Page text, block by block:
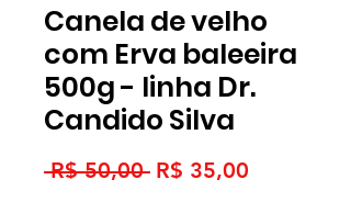
Canela de velho
com Erva baleeira
500g - linha Dr.
Candido Silva
R$ 50,00 Preço
R$ 35,00